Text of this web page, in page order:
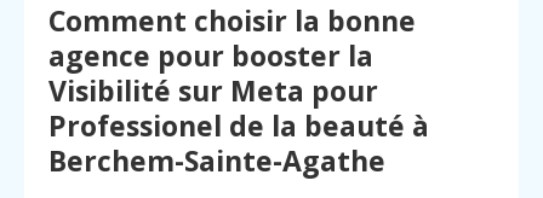
Comment choisir la bonne
agence pour booster la
Visibilité sur Meta pour
Professionel de la beauté à
Berchem-Sainte-Agathe